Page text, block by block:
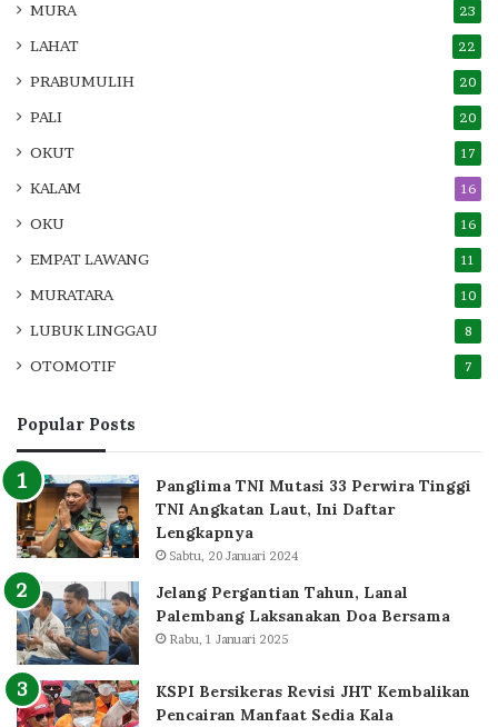
MURA 23
LAHAT 22
PRABUMULIH 20
PALI 20
OKUT 17
KALAM 16
OKU 16
EMPAT LAWANG 11
MURATARA 10
LUBUK LINGGAU 8
OTOMOTIF 7
Popular Posts
Panglima TNI Mutasi 33 Perwira Tinggi
TNI Angkatan Laut, Ini Daftar
Lengkapnya
Sabtu, 20 Januari 2024
Jelang Pergantian Tahun, Lanal
Palembang Laksanakan Doa Bersama
Rabu, 1 Januari 2025
KSPI Bersikeras Revisi JHT Kembalikan
Pencairan Manfaat Sedia Kala